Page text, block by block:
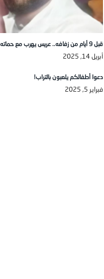
قبل 9 أيام من زفافه.. عريس يهرب مع حماته
أبريل 14, 2025
دعوا أطفالكم يلعبون بالتراب!
فبراير 5, 2025